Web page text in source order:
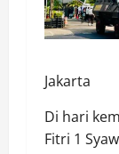
Jakarta
Di hari
Fitri 1